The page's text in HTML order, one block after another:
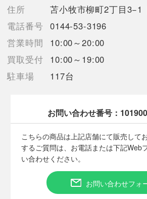
【備考/コメント】
数ある商品の中から当店の商品をご覧頂き
ありがとうございます！
輸送箱開封済、箱5cm程度の破れ有
目視では傷や破損の類は見受けられず、外
パーツ等目視で確認済みですが
専門的な視点からの確認ではございません
状態が変わる場合がございます
ご理解の上入札をお願い致します
※掲載画像はモニター環境により異なって
す。
また写真には写りきらない傷や汚れがある
ご理解の上購入をお願い致します
※専門的な視点からの確認ではございません
確認事項の不足がある場合がございます
住所 苫小牧市柳町2丁目3−1
電話番号 0144-53-3196
営業時間
10:00～20:00
買取受付
10:00～19:00
駐車場
117台
お問い合わせ番号：
こちらの商品は上記店舗にて販売して
するご質問は、お電話または下記Web
い合わせください。
お問い合わせフォ